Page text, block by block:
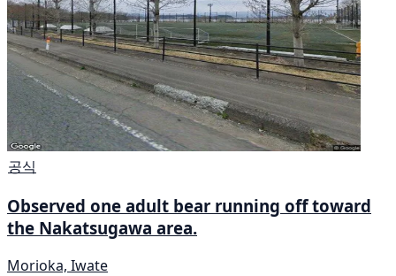
공식
Observed one adult bear running off toward
the Nakatsugawa area.
Morioka, Iwate